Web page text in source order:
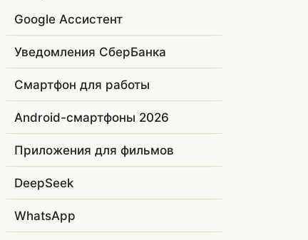
Google Ассистент
Уведомления СберБанка
Смартфон для работы
Android-смартфоны 2026
Приложения для фильмов
DeepSeek
WhatsApp